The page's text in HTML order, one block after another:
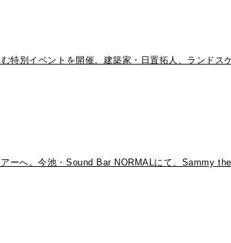
別イベントを開催。建築家・日置拓人、ランドス
へ。今池・Sound Bar NORMALにて、Sammy